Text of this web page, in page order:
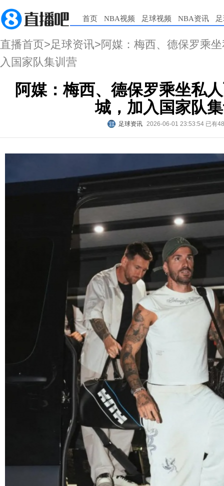
首页 NBA视频 足球视频 NBA资讯
直播首页>足球资讯>阿媒：梅西、德保罗乘
入国家队集训营
阿媒：梅西、德保罗乘坐私
城，加入国家队
足球资讯 2026-06-01 23:53:54 已有